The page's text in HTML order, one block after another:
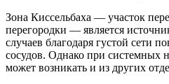
Зона Киссельбаха — участок
перегородки — является
случаев благодаря густой сети
сосудов. Однако при системных
может возникать и из других